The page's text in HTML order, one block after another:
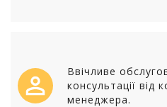
Ввічливе
консультації від
менеджера.